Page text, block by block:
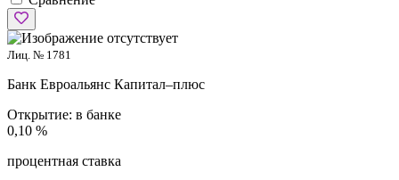
Лиц. № 1781
Банк Евроальянс Капитал–плюс
Открытие: в банке
0,10 %
процентная ставка